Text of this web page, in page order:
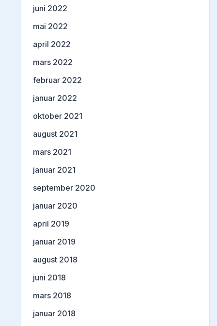
juni 2022
mai 2022
april 2022
mars 2022
februar 2022
januar 2022
oktober 2021
august 2021
mars 2021
januar 2021
september 2020
januar 2020
april 2019
januar 2019
august 2018
juni 2018
mars 2018
januar 2018